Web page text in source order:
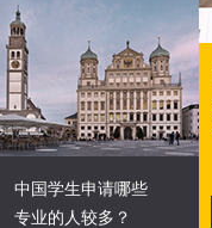
中国学生申请哪些
专业的人较多？